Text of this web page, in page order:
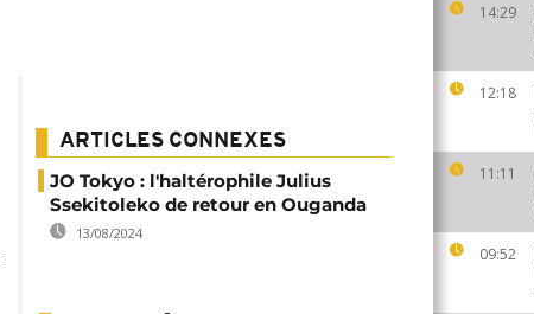
14:29
12:18
11:11
09:52
ARTICLES CONNEXES
JO Tokyo : l'haltérophile Julius
Ssekitoleko de retour en Ouganda
13/08/2024